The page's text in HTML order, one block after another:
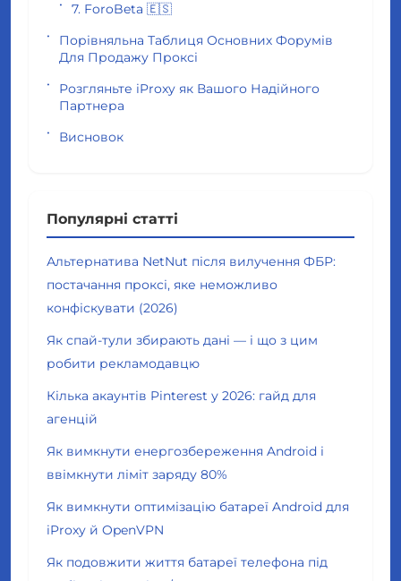
7. ForoBeta 🇪🇸
Порівняльна Таблиця Основних Форумів
Для Продажу Проксі
Розгляньте iProxy як Вашого Надійного
Партнера
Висновок
Популярні статті
Альтернатива NetNut після вилучення ФБР:
постачання проксі, яке неможливо
конфіскувати (2026)
Як спай-тули збирають дані — і що з цим
робити рекламодавцю
Кілька акаунтів Pinterest у 2026: гайд для
агенцій
Як вимкнути енергозбереження Android і
ввімкнути ліміт заряду 80%
Як вимкнути оптимізацію батареї Android для
iProxy й OpenVPN
Як подовжити життя батареї телефона під